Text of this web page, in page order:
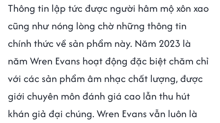
Thông tin lập tức được người hâm mộ xôn xao
cũng như nóng lòng chờ những thông tin
chính thức về sản phẩm này. Năm 2023 là
năm Wren Evans hoạt động đặc biệt chăm chỉ
với các sản phẩm âm nhạc chất lượng, được
giới chuyên môn đánh giá cao lẫn thu hút
khán giả đại chúng. Wren Evans vẫn luôn là